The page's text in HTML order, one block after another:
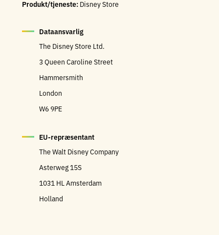
Produkt/tjeneste: Disney Store
Dataansvarlig
The Disney Store Ltd.
3 Queen Caroline Street
Hammersmith
London
W6 9PE
EU-repræsentant
The Walt Disney Company
Asterweg 15S
1031 HL Amsterdam
Holland